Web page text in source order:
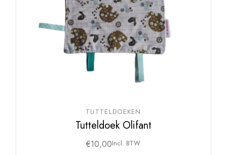
TUTTELDOEKEN
Tutteldoek Olifant
€10,00Incl. BTW